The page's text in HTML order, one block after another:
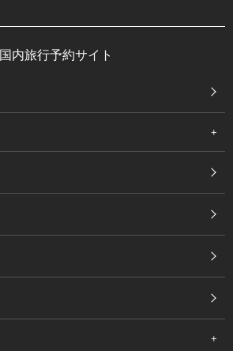
国内旅行予約サイト